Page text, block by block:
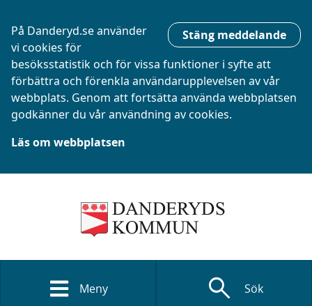
Stäng meddelande
På Danderyd.se använder
vi cookies för
besöksstatistik och för vissa funktioner i syfte att
förbättra och förenkla användarupplevelsen av vår
webbplats. Genom att fortsätta använda webbplatsen
godkänner du vår användning av cookies.
Läs om webbplatsen
Meny search Sök